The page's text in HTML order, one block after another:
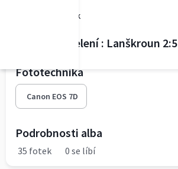
Zdeněk Vacek
AFK Horní Jelení : Lanškroun 2:5
Fototechnika
Canon EOS 7D
Podrobnosti alba
35 fotek 0 se líbí